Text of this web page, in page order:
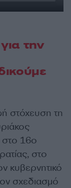
την
στόχευση τη
στο 16ο
στο
κυβερνητικό
σχεδιασμό